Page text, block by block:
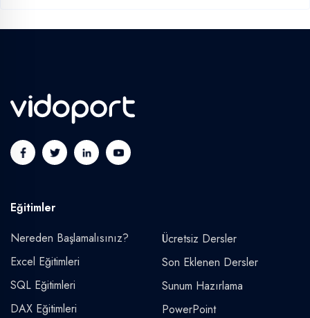
Eğitimler
Nereden Başlamalısınız?
Excel Eğitimleri
SQL Eğitimleri
DAX Eğitimleri
Ücretsiz Dersler
Son Eklenen Dersler
Sunum Hazırlama
PowerPoint